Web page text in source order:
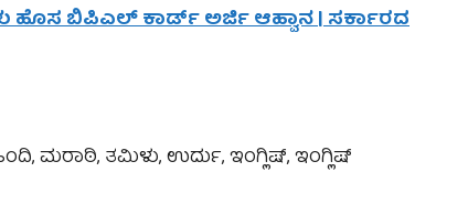
ಹೊಸ ಬಿಪಿಎಲ್ ಕಾರ್ಡ್ ಅರ್ಜಿ ಆಹ್ವಾನ | ಸರ್ಕಾರದ
ಮರಾಠಿ, ತಮಿಳು, ಉರ್ದು, ಇಂಗ್ಲಿಷ್, ಇಂಗ್ಲಿಷ್